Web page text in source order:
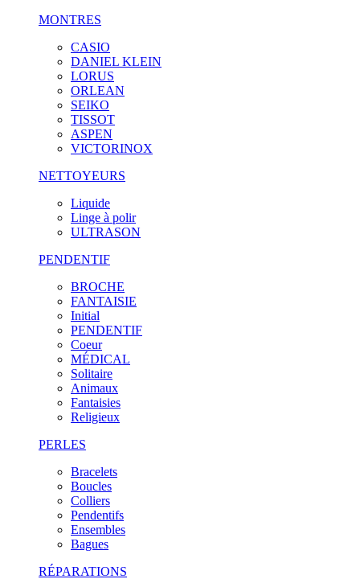
MONTRES
CASIO
DANIEL KLEIN
LORUS
ORLEAN
SEIKO
TISSOT
ASPEN
VICTORINOX
NETTOYEURS
Liquide
Linge à polir
ULTRASON
PENDENTIF
BROCHE
FANTAISIE
Initial
PENDENTIF
Coeur
MÉDICAL
Solitaire
Animaux
Fantaisies
Religieux
PERLES
Bracelets
Boucles
Colliers
Pendentifs
Ensembles
Bagues
RÉPARATIONS